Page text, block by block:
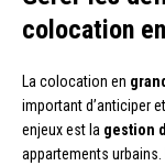
colocation
La colocation en
important d’anticiper
enjeux est la gestion
appartements